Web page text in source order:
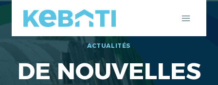
contenu
ACTUALITÉS
DE NOUVELLES